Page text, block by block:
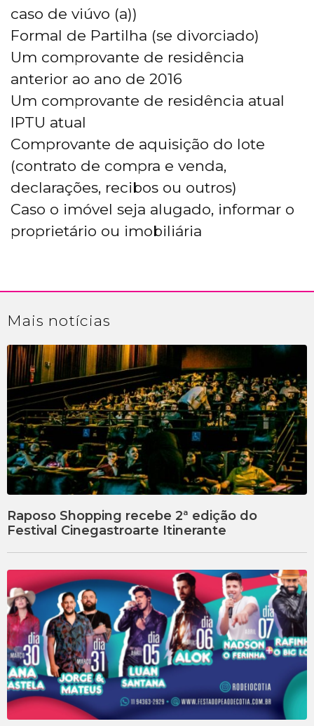
caso de viúvo (a))
Formal de Partilha (se divorciado)
Um comprovante de residência
anterior ao ano de 2016
Um comprovante de residência atual
IPTU atual
Comprovante de aquisição do lote
(contrato de compra e venda,
declarações, recibos ou outros)
Caso o imóvel seja alugado, informar o
proprietário ou imobiliária
Mais notícias
Raposo Shopping recebe 2ª edição do
Festival Cinegastroarte Itinerante